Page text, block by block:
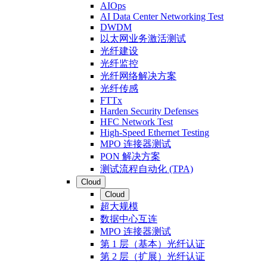
AIOps
AI Data Center Networking Test
DWDM
以太网业务激活测试
光纤建设
光纤监控
光纤网络解决方案
光纤传感
FTTx
Harden Security Defenses
HFC Network Test
High-Speed Ethernet Testing
MPO 连接器测试
PON 解决方案
测试流程自动化 (TPA)
Cloud
Cloud
超大规模
数据中心互连
MPO 连接器测试
第 1 层（基本）光纤认证
第 2 层（扩展）光纤认证